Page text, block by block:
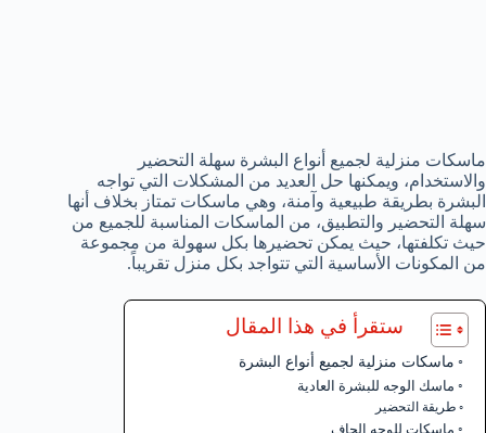
ماسكات منزلية لجميع أنواع البشرة سهلة التحضير
والاستخدام، ويمكنها حل العديد من المشكلات التي تواجه
البشرة بطريقة طبيعية وآمنة، وهي ماسكات تمتاز بخلاف أنها
سهلة التحضير والتطبيق، من الماسكات المناسبة للجميع من
حيث تكلفتها، حيث يمكن تحضيرها بكل سهولة من مجموعة
من المكونات الأساسية التي تتواجد بكل منزل تقريباً.
ستقرأ في هذا المقال
ماسكات منزلية لجميع أنواع البشرة
ماسك الوجه للبشرة العادية
طريقة التحضير
ماسكات للوجه الجاف